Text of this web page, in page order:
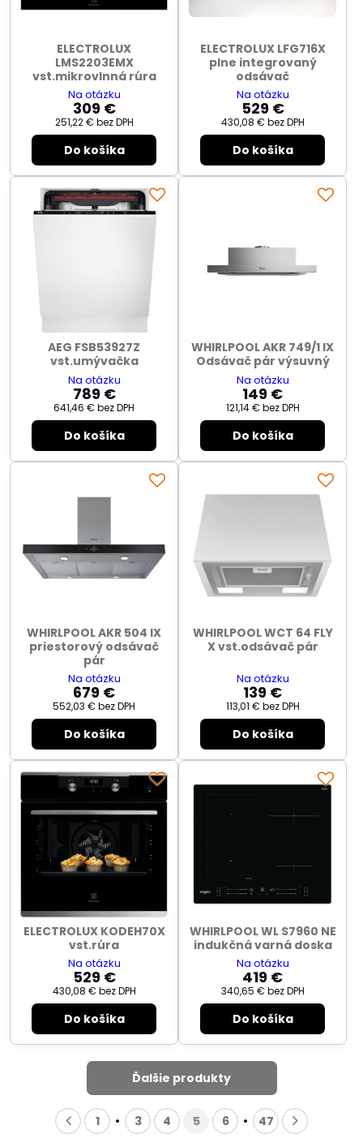
ELECTROLUX
LMS2203EMX
vst.mikrovlnná rúra
Na otázku
309 €
251,22 € bez DPH
Do košíka
ELECTROLUX LFG716X
plne integrovaný
odsávač
Na otázku
529 €
430,08 € bez DPH
Do košíka
AEG FSB53927Z
vst.umývačka
Na otázku
789 €
641,46 € bez DPH
Do košíka
WHIRLPOOL AKR 749/1 IX
Odsávač pár výsuvný
Na otázku
149 €
121,14 € bez DPH
Do košíka
WHIRLPOOL AKR 504 IX
priestorový odsávač
pár
Na otázku
679 €
552,03 € bez DPH
Do košíka
WHIRLPOOL WCT 64 FLY
X vst.odsávač pár
Na otázku
139 €
113,01 € bez DPH
Do košíka
ELECTROLUX KODEH70X
vst.rúra
Na otázku
529 €
430,08 € bez DPH
Do košíka
WHIRLPOOL WL S7960 NE
indukčná varná doska
Na otázku
419 €
340,65 € bez DPH
Do košíka
Ďalšie produkty
1 3 4 5 6 47